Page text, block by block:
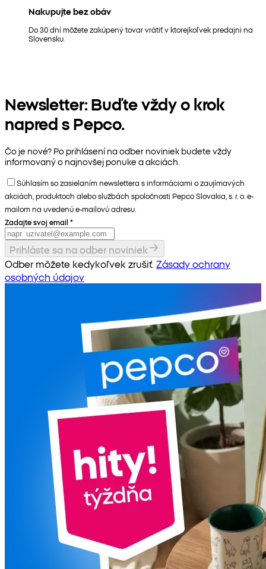
Nakupujte bez obáv
Do 30 dní môžete zakúpený tovar vrátiť v ktorejkoľvek predajni na
Slovensku.
Newsletter: Buďte vždy o krok
napred s Pepco.
Čo je nové? Po prihlásení na odber noviniek budete vždy
informovaný o najnovšej ponuke a akciách.
Súhlasím so zasielaním newslettera s informáciami o zaujímavých
akciách, produktoch alebo službách spoločnosti Pepco Slovakia, s. r. o. e-
mailom na uvedenú e-mailovú adresu.
Zadajte svoj email *
Prihláste sa na odber noviniek
Odber môžete kedykoľvek zrušiť.Zásady ochrany
osobných údajov